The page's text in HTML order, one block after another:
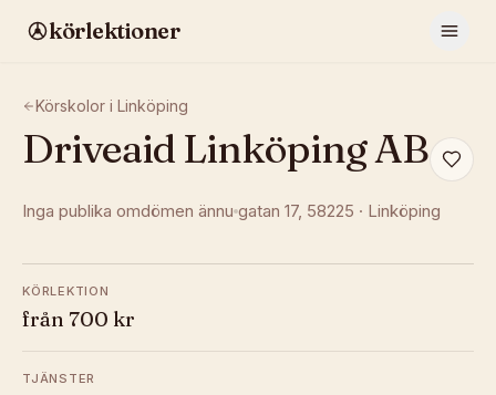
körlektioner
Körskolor i Linköping
Driveaid Linköping AB
Inga publika omdömen ännu gatan 17, 58225 · Linköping
KÖRLEKTION
från 700 kr
TJÄNSTER